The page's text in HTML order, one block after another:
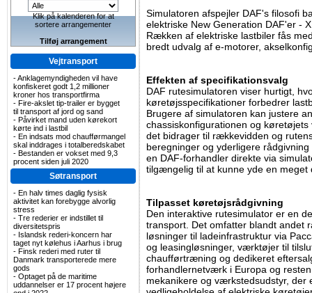
Klik på kalenderen for at
sortere arrangementer
Tilføj arrangement
Vejtransport
-Anklagemyndigheden vil have
konfiskeret godt 1,2 millioner
kroner hos transportfirma
- Fire-akslet tip-trailer er bygget
til transport af jord og sand
- Påvirket mand uden kørekort
kørte ind i lastbil
- En indsats mod chaufførmangel
skal inddrages i totalberedskabet
- Bestanden er vokset med 9,3
procent siden juli 2020
Søtransport
- En halv times daglig fysisk
aktivitet kan forebygge alvorlig
stress
- Tre rederier er indstillet til
diversitetspris
- Islandsk rederi-koncern har
taget nyt kølehus i Aarhus i brug
- Finsk rederi med ruter til
Danmark transporterede mere
gods
- Optaget på de maritime
uddannelser er 17 procent højere
Simulatoren afspejler DAF's filosofi
elektriske New Generation DAF'er -
Rækken af elektriske lastbiler fås
bredt udvalg af e-motorer,
Effekten af specifikationsvalg
DAF rutesimulatoren viser hurtigt,
køretøjsspecifikationer forbedrer
Brugere af simulatoren kan justere
chassiskonfigurationen og
det bidrager til rækkevidden og
beregninger og yderligere
en DAF-forhandler direkte via
tilgængelig til at kunne yde en meget
Tilpasset køretøjsrådgivning
Den interaktive rutesimulator er en
transport. Det omfatter blandt andet
løsninger til ladeinfrastruktur via
og leasingløsninger, værktøjer til
chaufførtræning og dedikeret
forhandlernetværk i Europa og
mekanikere og værkstedsudstyr, der